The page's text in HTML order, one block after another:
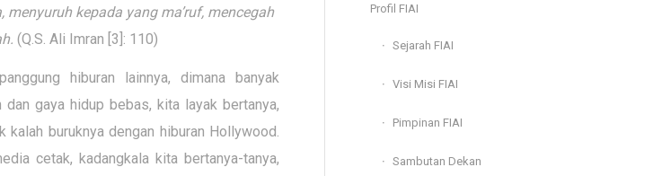
kepada yang ma’ruf, mencegah
(Q.S. Ali Imran [3]: 110)
hiburan lainnya, dimana banyak
gaya hidup bebas, kita layak bertanya,
buruknya dengan hiburan Hollywood.
cetak, kadangkala kita bertanya-tanya,
Profil FIAI
Sejarah FIAI
Visi Misi FIAI
Pimpinan FIAI
Sambutan Dekan